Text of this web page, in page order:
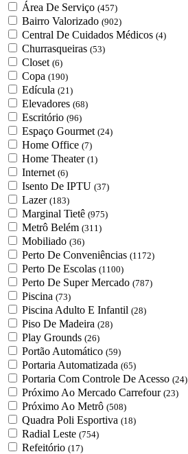
Área De Serviço (457)
Bairro Valorizado (902)
Central De Cuidados Médicos (4)
Churrasqueiras (53)
Closet (6)
Copa (190)
Edícula (21)
Elevadores (68)
Escritório (96)
Espaço Gourmet (24)
Home Office (7)
Home Theater (1)
Internet (6)
Isento De IPTU (37)
Lazer (183)
Marginal Tietê (975)
Metrô Belém (311)
Mobiliado (36)
Perto De Conveniências (1172)
Perto De Escolas (1100)
Perto De Super Mercado (787)
Piscina (73)
Piscina Adulto E Infantil (28)
Piso De Madeira (28)
Play Grounds (26)
Portão Automático (59)
Portaria Automatizada (65)
Portaria Com Controle De Acesso (24)
Próximo Ao Mercado Carrefour (23)
Próximo Ao Metrô (508)
Quadra Poli Esportiva (18)
Radial Leste (754)
Refeitório (17)